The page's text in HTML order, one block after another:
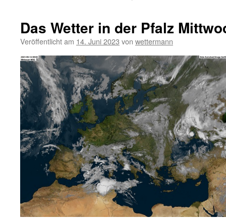
Das Wetter in der Pfalz
Veröffentlicht am 14. Juni 2023 von wettermann